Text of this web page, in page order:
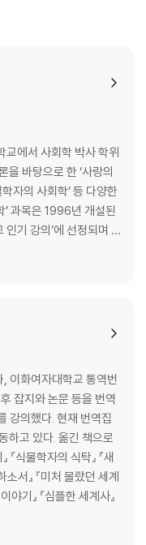
워드
다섯 장애
찮은 걸까?
각과 정신 건강
때도 있다
이들 거짓말
진 사춘기 거짓말
짓말에 민감해질까?
도에 대한 믿음
말
교에서 사회학 박사 학위
을 바탕으로 한 ‘사랑의
자의 사회학’ 등 다양한
’ 과목은 1996년 개설된
기 강의’에 선정되며 학
대학교에서 ‘연인의 날’,
열기도 한다. 지은 책으
이화여자대학교 통역번
잡지와 논문 등을 번역
강의했다. 현재 번역집
하고 있다. 옮긴 책으로
『식물학자의 식탁』 『새
소서』 『미처 몰랐던 세계
기』 『심플한 세계사』